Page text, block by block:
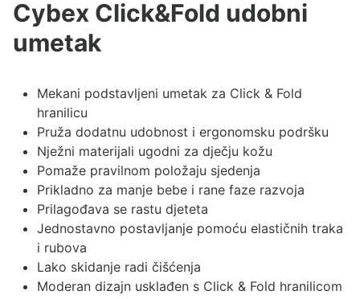
Cybex Click&Fold udobni
umetak
Mekani podstavljeni umetak za Click & Fold
hranilicu
Pruža dodatnu udobnost i ergonomsku podršku
Nježni materijali ugodni za dječju kožu
Pomaže pravilnom položaju sjedenja
Prikladno za manje bebe i rane faze razvoja
Prilagođava se rastu djeteta
Jednostavno postavljanje pomoću elastičnih traka
i rubova
Lako skidanje radi čišćenja
Moderan dizajn usklađen s Click & Fold hranilicom